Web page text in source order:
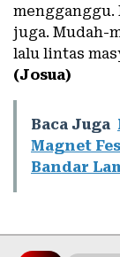
juga. Mudah-
lalu lintas
(Josua)
Baca Juga
Magnet
Bandar